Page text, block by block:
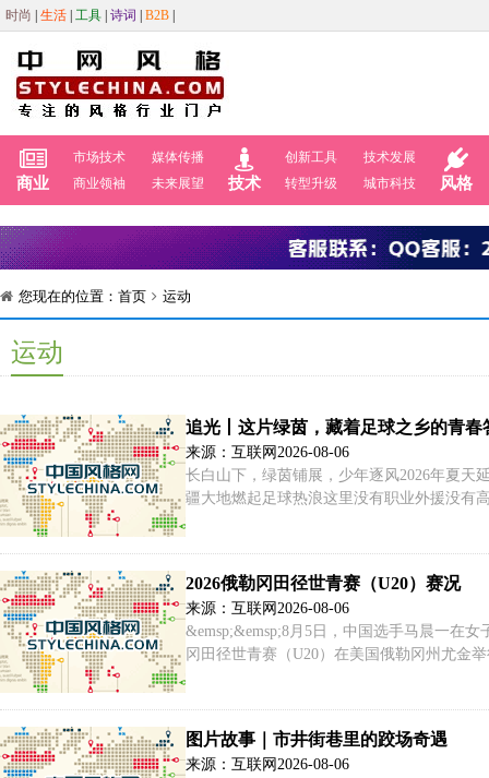
时尚 生活 工具 诗词 B2B
商业
市场技术
媒体传播
商业领袖
未来展望 技术
创新工具
技术发展
转型升级
城市科技 风格
您现在的位置： 首页 运动
运动
追光丨这片绿茵，藏着足球之乡的青春
来源：互联网 2026-08-06
长白山下，绿茵铺展，少年逐风2026年夏天
疆大地燃起足球热浪这里没有职业外援没有
2026俄勒冈田径世青赛（U20）赛况
来源：互联网 2026-08-06
&emsp;&emsp;8月5日，中国选手马晨一在
冈田径世青赛（U20）在美国俄勒冈州尤金
图片故事｜市井街巷里的跤场奇遇
来源：互联网 2026-08-06